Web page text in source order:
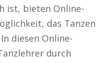
ist, bieten Online-
das Tanzen
diesen Online-
durch